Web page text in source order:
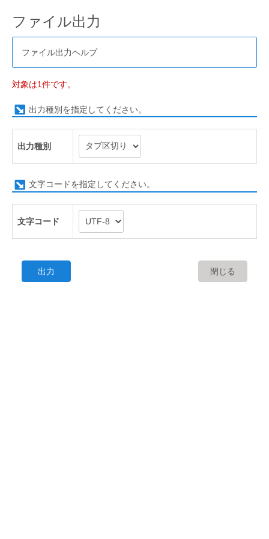
ファイル出力
ファイル出力ヘルプ
対象は1件です。
出力種別を指定してください。
出力種別
文字コードを指定してください。
文字コード